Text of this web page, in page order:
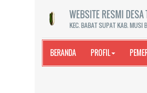
WEBSITE RESMI DESA
KEC. BABAT SUPAT KAB. MUSI
BERANDA PROFIL